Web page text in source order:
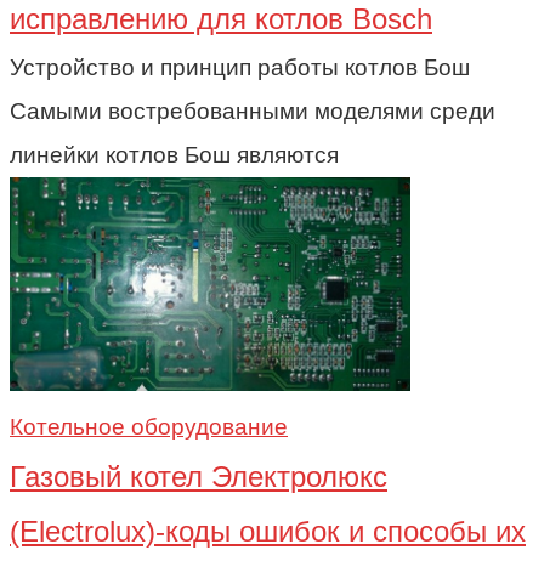
исправлению для котлов Bosch
Устройство и принцип работы котлов Бош
Самыми востребованными моделями среди
линейки котлов Бош являются
Котельное оборудование
Газовый котел Электролюкс
(Electrolux)-коды ошибок и способы их